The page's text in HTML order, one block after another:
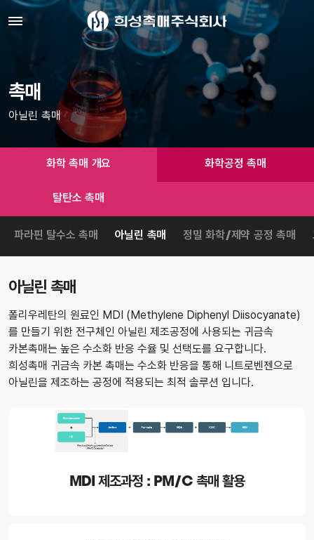
촉매
아닐린 촉매
화학 촉매 개요 화학공정 촉매
탈탄소 촉매
파라핀 탈수소 촉매 아닐린 촉매 정밀 화학/제약 공정 촉매
아닐린 촉매
폴리우레탄의 원료인 MDI (Methylene Diphenyl Diisocyanate)
를 만들기 위한 전구체인 아닐린 제조공정에 사용되는 귀금속
카본촉매는 높은 수소화 반응 수율 및 선택도를 요구합니다.
희성촉매 귀금속 카본 촉매는 수소화 반응을 통해 니트로벤젠으로
아닐린을 제조하는 공정에 적용되는 최적 솔루션 입니다.
MDI 제조과정 : PM/C 촉매 활용